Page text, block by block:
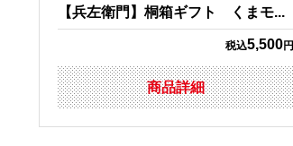
【兵左衛門】桐箱ギフト くまモ...
税込5,500円
商品詳細